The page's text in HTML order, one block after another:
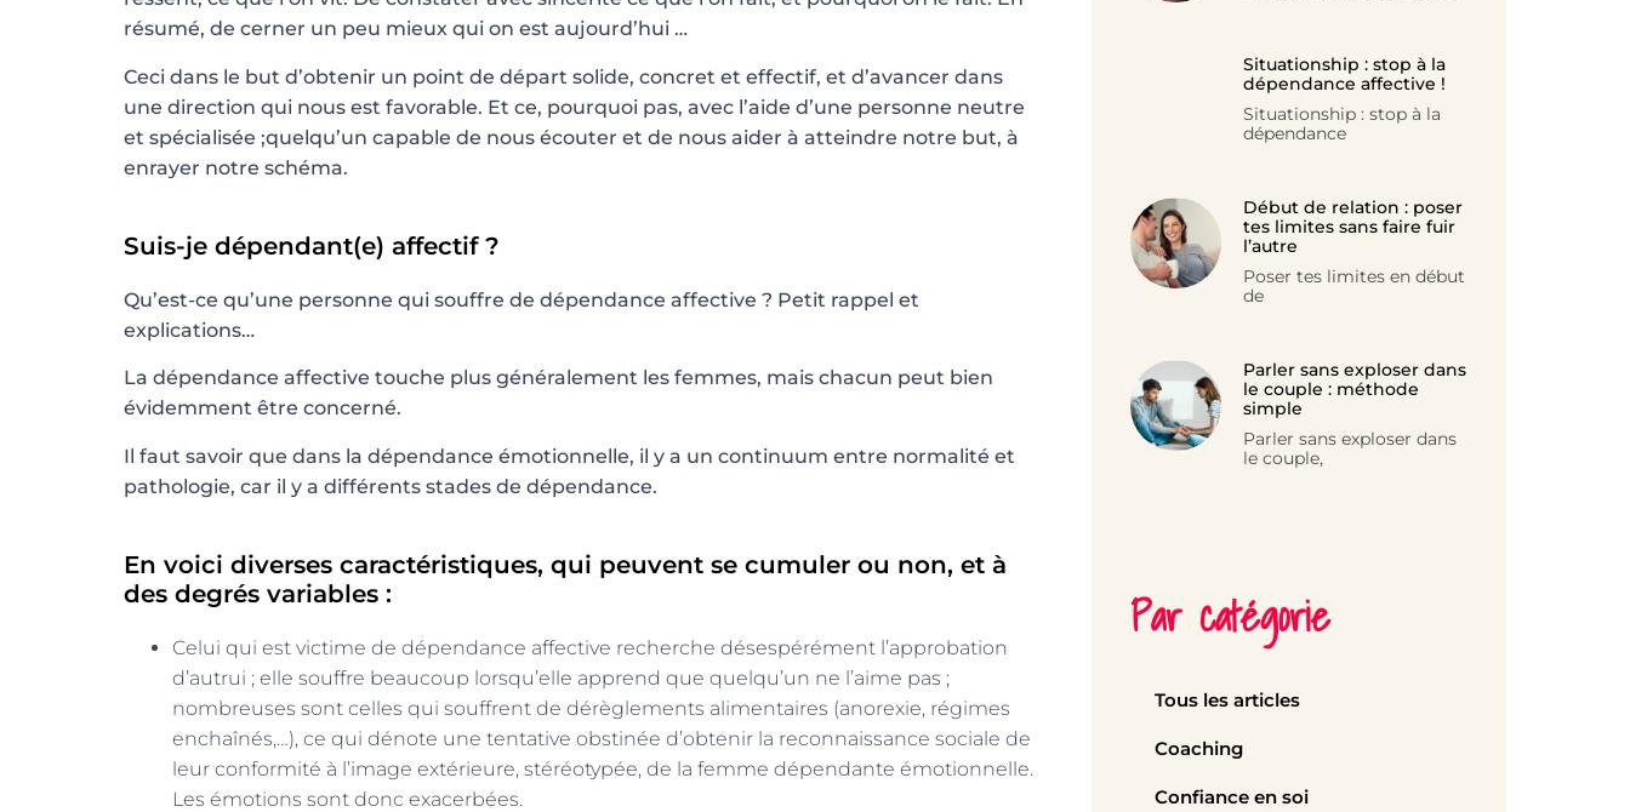
résumé, de cerner un peu mieux qui on est aujourd’hui …
Ceci dans le but d’obtenir un point de départ solide, concret et effectif, et d’avancer dans
une direction qui nous est favorable. Et ce, pourquoi pas, avec l’aide d’une personne neutre
et spécialisée ;quelqu’un capable de nous écouter et de nous aider à atteindre notre but, à
enrayer notre schéma.
Suis-je dépendant(e) affectif ?
Qu’est-ce qu’une personne qui souffre de dépendance affective ? Petit rappel et
explications…
La dépendance affective touche plus généralement les femmes, mais chacun peut bien
évidemment être concerné.
Il faut savoir que dans la dépendance émotionnelle, il y a un continuum entre normalité et
pathologie, car il y a différents stades de dépendance.
En voici diverses caractéristiques, qui peuvent se cumuler ou non, et à
des degrés variables :
Celui qui est victime de dépendance affective recherche désespérément l’approbation
d’autrui ; elle souffre beaucoup lorsqu’elle apprend que quelqu’un ne l’aime pas ;
nombreuses sont celles qui souffrent de dérèglements alimentaires (anorexie, régimes
enchaînés,…), ce qui dénote une tentative obstinée d’obtenir la reconnaissance sociale de
leur conformité à l’image extérieure, stéréotypée, de la femme dépendante émotionnelle.
Les émotions sont donc exacerbées.
Situationship : stop à la
dépendance affective !
Situationship : stop à la
dépendance
Début de relation : poser
tes limites sans faire fuir
l’autre
Poser tes limites en début
de
Parler sans exploser dans
le couple : méthode
simple
Parler sans exploser dans
le couple,
Par catégorie
Tous les articles
Coaching
Confiance en soi